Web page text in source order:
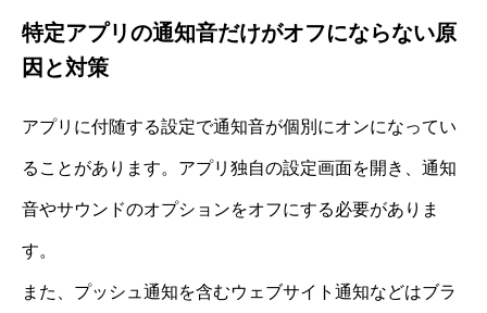
特定アプリの通知音だけがオフにならない原
因と対策
アプリに付随する設定で通知音が個別にオンになってい
ることがあります。アプリ独自の設定画面を開き、通知
音やサウンドのオプションをオフにする必要がありま
す。
また、プッシュ通知を含むウェブサイト通知などはブラ